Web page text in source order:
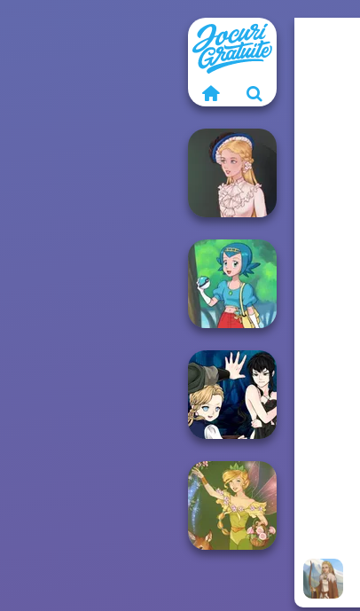
Victorian Alice
Pokegirl
Manga Creator
Vampire Hunter
P...